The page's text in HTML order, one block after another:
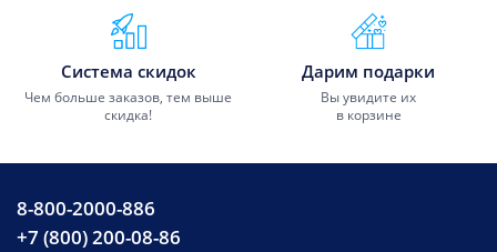
Система скидок
Чем больше заказов, тем выше
скидка!
Дарим подарки
Вы увидите их
в корзине
8-800-2000-886
+7 (800) 200-08-86